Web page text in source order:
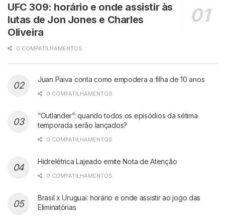
UFC 309: horário e onde assistir às
lutas de Jon Jones e Charles
Oliveira
0 COMPATILHAMENTOS
Juan Paiva conta como empodera a filha de 10 anos
0 COMPATILHAMENTOS
“Outlander”: quando todos os episódios da sétima
temporada serão lançados?
0 COMPATILHAMENTOS
Hidrelétrica Lajeado emite Nota de Atenção
0 COMPATILHAMENTOS
Brasil x Uruguai: horário e onde assistir ao jogo das
Eliminatórias